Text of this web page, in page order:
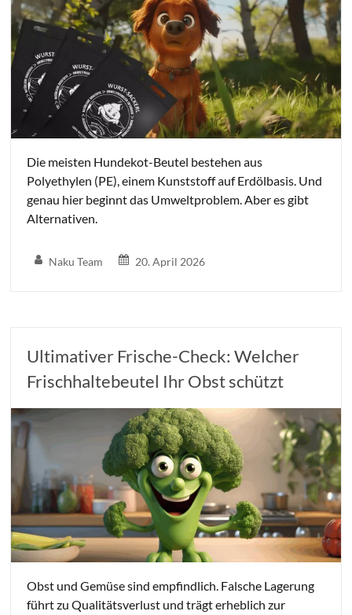
Die meisten Hundekot-Beutel bestehen aus
Polyethylen (PE), einem Kunststoff auf Erdölbasis. Und
genau hier beginnt das Umweltproblem. Aber es gibt
Alternativen.
Naku Team 20. April 2026
Ultimativer Frische-Check: Welcher
Frischhaltebeutel Ihr Obst schützt
Obst und Gemüse sind empfindlich. Falsche Lagerung
führt zu Qualitätsverlust und trägt erheblich zur